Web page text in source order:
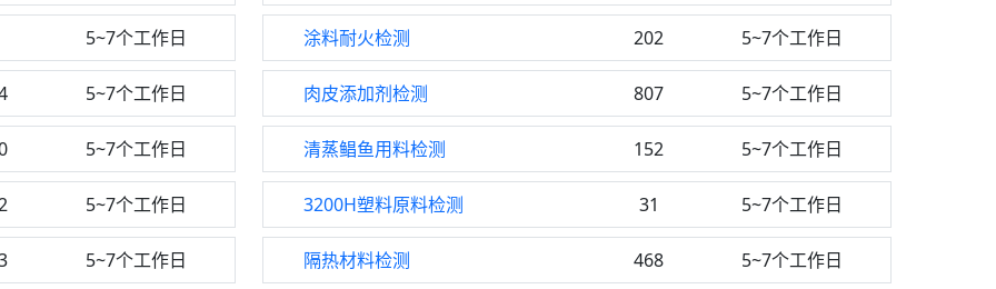
5~7个工作日 涂料耐火检测 202 5~7个工作日
5~7个工作日 肉皮添加剂检测 807 5~7个工作日
5~7个工作日 清蒸鲳鱼用料检测 152 5~7个工作日
5~7个工作日 3200H塑料原料检测 31 5~7个工作日
5~7个工作日 隔热材料检测 468 5~7个工作日